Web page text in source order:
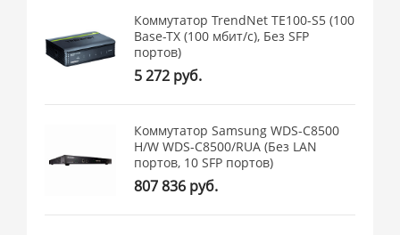
Коммутатор TrendNet TE100-S5 (100
Base-TX (100 мбит/с), Без SFP
портов)
5 272 руб.
Коммутатор Samsung WDS-C8500
H/W WDS-C8500/RUA (Без LAN
портов, 10 SFP портов)
807 836 руб.